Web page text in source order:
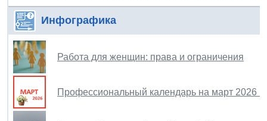
Инфографика
Работа для женщин: права и ограничения
Профессиональный календарь на март 2026